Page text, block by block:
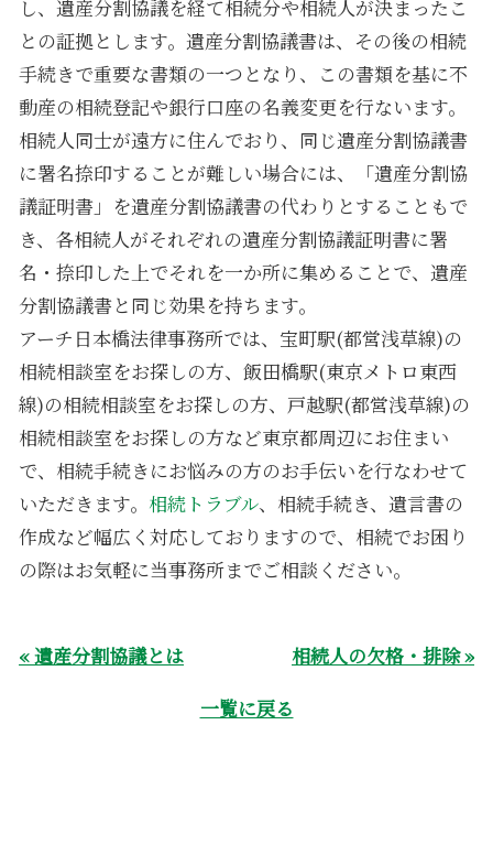
し、遺産分割協議を経て相続分や相続人が決まったこ
との証拠とします。遺産分割協議書は、その後の相続
手続きで重要な書類の一つとなり、この書類を基に不
動産の相続登記や銀行口座の名義変更を行ないます。
相続人同士が遠方に住んでおり、同じ遺産分割協議書
に署名捺印することが難しい場合には、「遺産分割協
議証明書」を遺産分割協議書の代わりとすることもで
き、各相続人がそれぞれの遺産分割協議証明書に署
名・捺印した上でそれを一か所に集めることで、遺産
分割協議書と同じ効果を持ちます。
アーチ日本橋法律事務所では、宝町駅(都営浅草線)の
相続相談室をお探しの方、飯田橋駅(東京メトロ東西
線)の相続相談室をお探しの方、戸越駅(都営浅草線)の
相続相談室をお探しの方など東京都周辺にお住まい
で、相続手続きにお悩みの方のお手伝いを行なわせて
いただきます。 相続トラブル、相続手続き、遺言書の
作成など幅広く対応しておりますので、相続でお困り
の際はお気軽に当事務所までご相談ください。
« 遺産分割協議とは
相続人の欠格・排除 »
一覧に戻る